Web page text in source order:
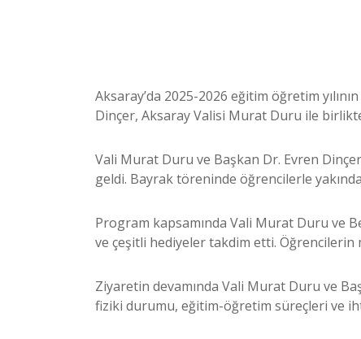
Aksaray’da 2025-2026 eğitim öğretim
Dinçer, Aksaray Valisi Murat Duru ile
Vali Murat Duru ve Başkan Dr. Evren
geldi. Bayrak töreninde öğrencilerle
Program kapsamında Vali Murat Duru ve
ve çeşitli hediyeler takdim etti.
Ziyaretin devamında Vali Murat Duru ve
fiziki durumu, eğitim-öğretim süreçleri ve